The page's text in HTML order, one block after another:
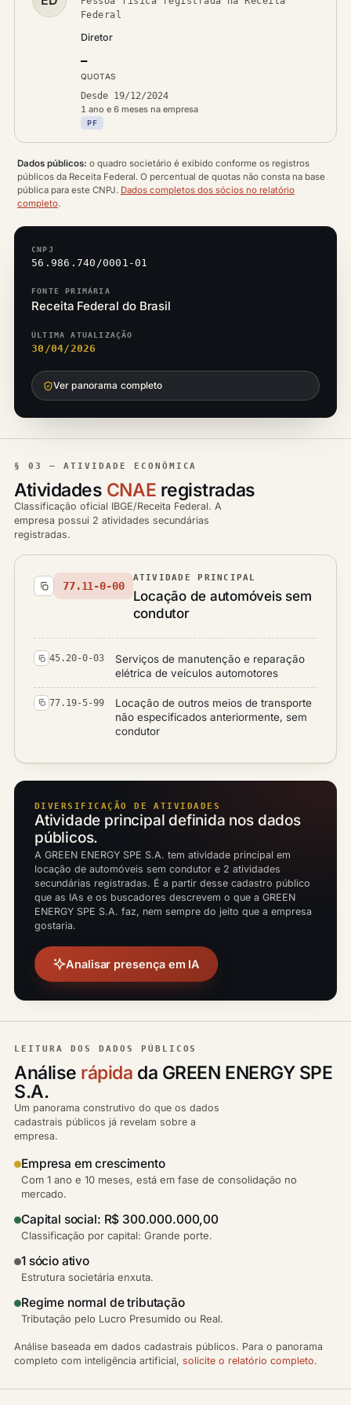
Federal
Diretor
—
QUOTAS
Desde 19/12/2024
1 ano e 6 meses na empresa
PF
Dados públicos: o quadro societário é exibido conforme os registros
públicos da Receita Federal. O percentual de quotas não consta na base
pública para este CNPJ. Dados completos dos sócios no relatório
completo.
CNPJ
56.986.740/0001-01
FONTE PRIMÁRIA
Receita Federal do Brasil
ÚLTIMA ATUALIZAÇÃO
30/04/2026
Ver panorama completo
§ 03 — ATIVIDADE ECONÔMICA
Atividades CNAE registradas
Classificação oficial IBGE/Receita Federal. A
empresa possui 2 atividades secundárias
registradas.
77.11-0-00
ATIVIDADE PRINCIPAL
Locação de automóveis sem
condutor
45.20-0-03
Serviços de manutenção e reparação
elétrica de veículos automotores
77.19-5-99
Locação de outros meios de transporte
não especificados anteriormente, sem
condutor
DIVERSIFICAÇÃO DE ATIVIDADES
Atividade principal definida nos dados
públicos.
A GREEN ENERGY SPE S.A. tem atividade principal em
locação de automóveis sem condutor e 2 atividades
secundárias registradas. É a partir desse cadastro público
que as IAs e os buscadores descrevem o que a GREEN
ENERGY SPE S.A. faz, nem sempre do jeito que a empresa
gostaria.
Analisar presença em IA
LEITURA DOS DADOS PÚBLICOS
Análise rápida da GREEN ENERGY SPE
S.A.
Um panorama construtivo do que os dados
cadastrais públicos já revelam sobre a
empresa.
Empresa em crescimento
Com 1 ano e 10 meses, está em fase de consolidação no
mercado.
Capital social: R$ 300.000.000,00
Classificação por capital: Grande porte.
1 sócio ativo
Estrutura societária enxuta.
Regime normal de tributação
Tributação pelo Lucro Presumido ou Real.
Análise baseada em dados cadastrais públicos. Para o panorama
completo com inteligência artificial, solicite o relatório completo.